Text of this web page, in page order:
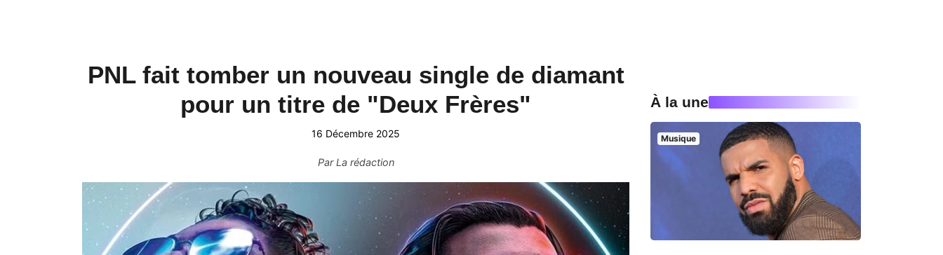
PNL fait tomber un nouveau single de diamant
pour un titre de "Deux Frères"
16 Décembre 2025
ParLa rédaction
À la une
Musique